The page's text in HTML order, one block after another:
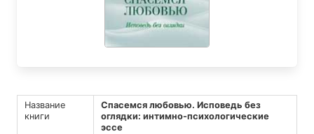
Название
книги
Спасемся любовью. Исповедь без
оглядки: интимно-психологические
эссе